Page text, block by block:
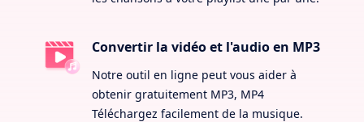
Convertir la vidéo et l'audio en MP3
Notre outil en ligne peut vous aider à
obtenir gratuitement MP3, MP4
Téléchargez facilement de la musique.